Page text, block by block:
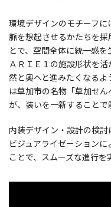
環境デザインのモチーフ
脈を想起させるかたちを
とで、空間全体に統一感
ＡＲＩＥ１の施設形状を
然と奥へと進みたくなる
は草加市の名物「草加せ
が、装いを一新することで
内装デザイン・設計の検
ビジュアライゼーション
ことで、スムーズな進行を